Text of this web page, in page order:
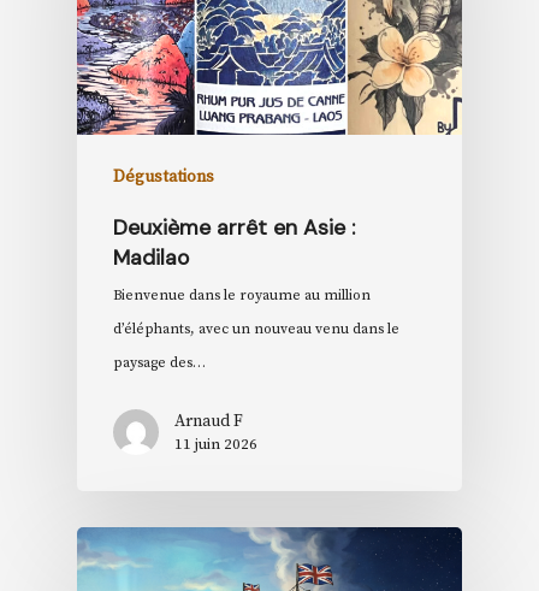
Dégustations
Deuxième arrêt en Asie :
Madilao
Bienvenue dans le royaume au million
d’éléphants, avec un nouveau venu dans le
paysage des…
Arnaud F
11 juin 2026